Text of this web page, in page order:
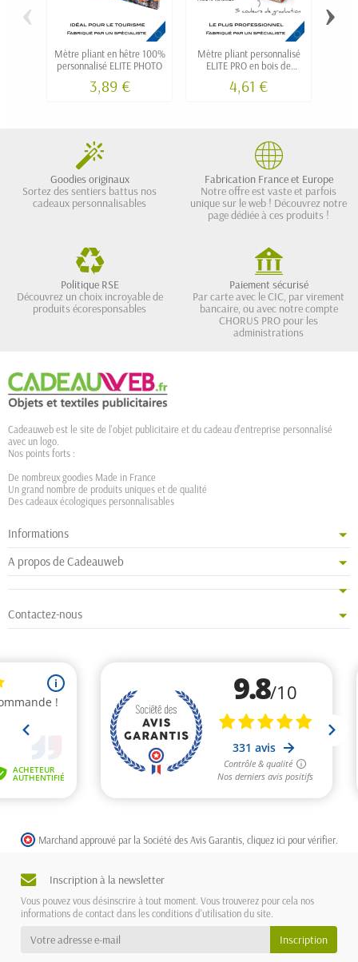
Mètre pliant en hêtre 100%
personnalisé ELITE PHOTO
3,89 €
Mètre pliant personnalisé
ELITE PRO en bois de
4,61 €
‹ ›
Goodies originaux
Sortez des sentiers battus nos
cadeaux personnalisables
Fabrication France et Europe
Notre offre est vaste et parfois
unique sur le web ! Découvrez notre
page dédiée à ces produits !
Politique RSE
Découvrez un choix incroyable de
produits écoresponsables
Paiement sécurisé
Par carte avec le CIC, par virement
bancaire, ou avec notre compte
CHORUS PRO pour les
administrations
Cadeauweb est le site de l'objet publicitaire et du cadeau d'entreprise personnalisé
avec un logo.
Nos points forts :
De nombreux goodies Made in France
Un grand nombre de produits uniques et de qualité
Des cadeaux écologiques personnalisables
Informations
A propos de Cadeauweb
Contactez-nous
Marchand approuvé par la Société des Avis Garantis, cliquez ici pour vérifier
Inscription à la newsletter
Vous pouvez vous désinscrire à tout moment. Vous trouverez pour cela nos
informations de contact dans les conditions d'utilisation du site.